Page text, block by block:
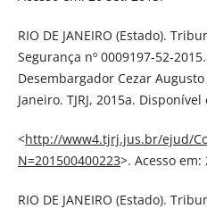
RIO DE JANEIRO (Estado).
Segurança nº 0009197-52-
Desembargador Cezar
Janeiro. TJRJ, 2015a. Disponível
<http://www4.tjrj.jus.br/ejud/
N=201500400223>. Acesso em:
RIO DE JANEIRO (Estado).